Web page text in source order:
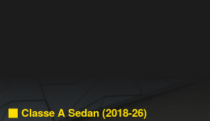
Classe A Sedan (2018-26)